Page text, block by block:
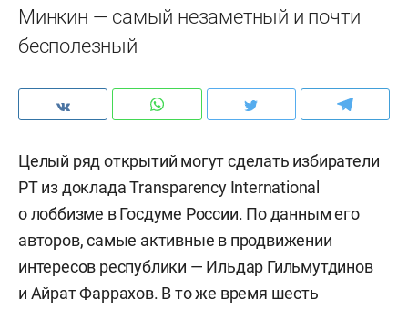
Минкин — самый незаметный и почти
бесполезный
Целый ряд открытий могут сделать избиратели
РТ из доклада Transparency International
о лоббизме в Госдуме России. По данным его
авторов, самые активные в продвижении
интересов республики — Ильдар Гильмутдинов
и Айрат Фаррахов. В то же время шесть